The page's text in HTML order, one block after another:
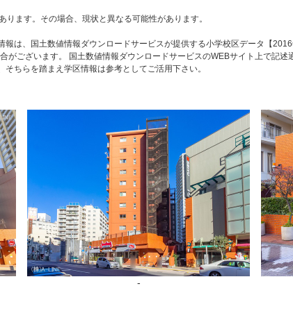
ます。その場合、現状と異なる可能性があります。
は、国土数値情報ダウンロードサービスが提供する小学校区データ【
がございます。 国土数値情報ダウンロードサービスのWEBサイト上で記述
ちらを踏まえ学区情報は参考としてご活用下さい。
-